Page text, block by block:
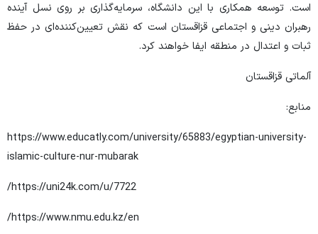
است. توسعه همکاری با این دانشگاه، سرمایه‌گذاری بر روی نسل آینده
رهبران دینی و اجتماعی قزاقستان است که نقش تعیین‌کننده‌ای در حفظ
ثبات و اعتدال در منطقه ایفا خواهند کرد.
آلماتی قزاقستان
منابع:
https://www.educatly.com/university/65883/egyptian-university-
islamic-culture-nur-mubarak
https://uni24k.com/u/7722/
https://www.nmu.edu.kz/en/